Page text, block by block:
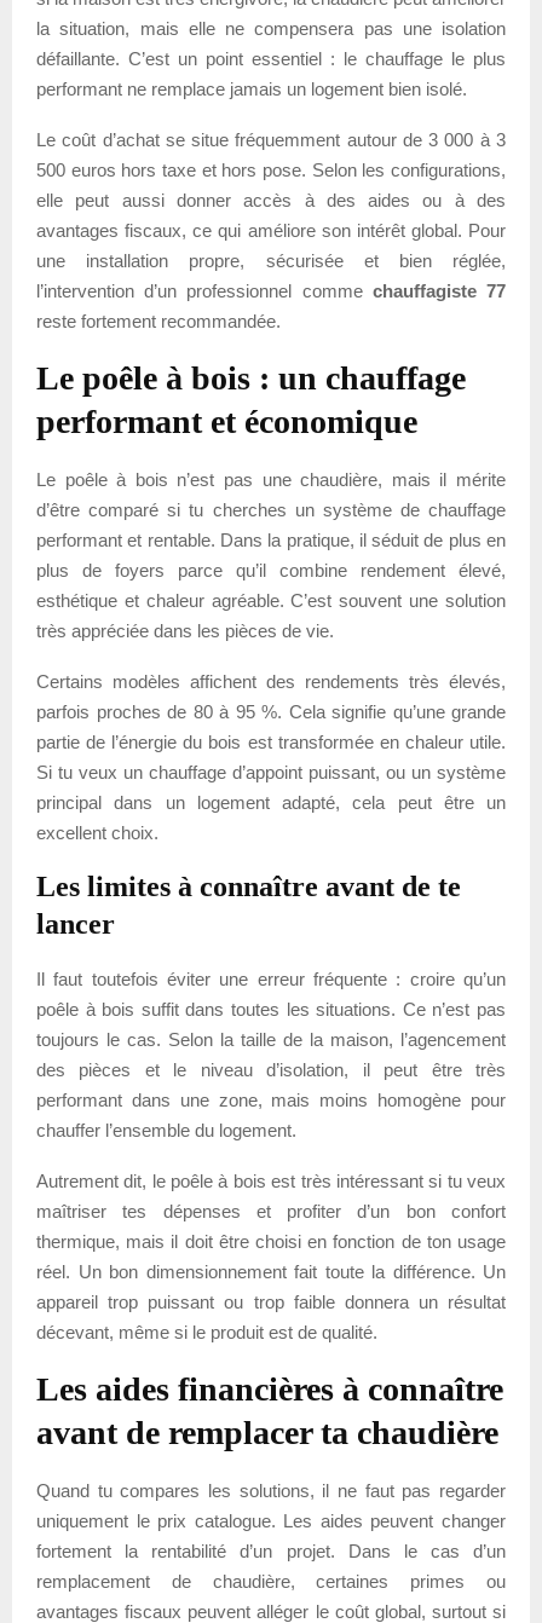
la situation, mais elle ne compensera pas une isolation
défaillante. C’est un point essentiel : le chauffage le plus
performant ne remplace jamais un logement bien isolé.
Le coût d’achat se situe fréquemment autour de 3 000 à 3
500 euros hors taxe et hors pose. Selon les configurations,
elle peut aussi donner accès à des aides ou à des
avantages fiscaux, ce qui améliore son intérêt global. Pour
une installation propre, sécurisée et bien réglée,
l’intervention d’un professionnel comme chauffagiste 77
reste fortement recommandée.
Le poêle à bois : un chauffage
performant et économique
Le poêle à bois n’est pas une chaudière, mais il mérite
d’être comparé si tu cherches un système de chauffage
performant et rentable. Dans la pratique, il séduit de plus en
plus de foyers parce qu’il combine rendement élevé,
esthétique et chaleur agréable. C’est souvent une solution
très appréciée dans les pièces de vie.
Certains modèles affichent des rendements très élevés,
parfois proches de 80 à 95 %. Cela signifie qu’une grande
partie de l’énergie du bois est transformée en chaleur utile.
Si tu veux un chauffage d’appoint puissant, ou un système
principal dans un logement adapté, cela peut être un
excellent choix.
Les limites à connaître avant de te
lancer
Il faut toutefois éviter une erreur fréquente : croire qu’un
poêle à bois suffit dans toutes les situations. Ce n’est pas
toujours le cas. Selon la taille de la maison, l’agencement
des pièces et le niveau d’isolation, il peut être très
performant dans une zone, mais moins homogène pour
chauffer l’ensemble du logement.
Autrement dit, le poêle à bois est très intéressant si tu veux
maîtriser tes dépenses et profiter d’un bon confort
thermique, mais il doit être choisi en fonction de ton usage
réel. Un bon dimensionnement fait toute la différence. Un
appareil trop puissant ou trop faible donnera un résultat
décevant, même si le produit est de qualité.
Les aides financières à connaître
avant de remplacer ta chaudière
Quand tu compares les solutions, il ne faut pas regarder
uniquement le prix catalogue. Les aides peuvent changer
fortement la rentabilité d’un projet. Dans le cas d’un
remplacement de chaudière, certaines primes ou
avantages fiscaux peuvent alléger le coût global, surtout si